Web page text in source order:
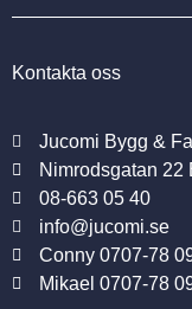
Kontakta oss
Jucomi Bygg &
Nimrodsgatan 22
08-663 05 40
info@jucomi.se
Conny 0707-78
Mikael 0707-78